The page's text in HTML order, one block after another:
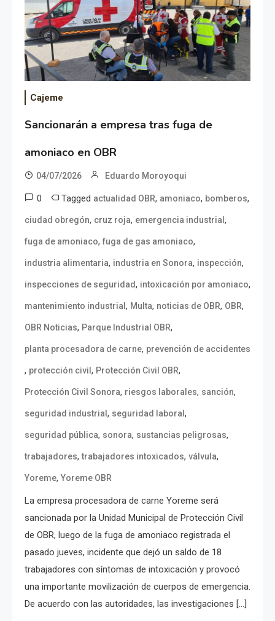
Cajeme
Sancionarán a empresa tras fuga de
amoniaco en OBR
04/07/2026 Eduardo Moroyoqui
0 Tagged actualidad OBR, amoniaco, bomberos,
ciudad obregón, cruz roja, emergencia industrial ,
fuga de amoniaco, fuga de gas amoniaco,
industria alimentaria, industria en Sonora, inspección,
inspecciones de seguridad, intoxicación por amoniaco,
mantenimiento industrial , Multa, noticias de OBR, OBR,
OBR Noticias, Parque Industrial OBR,
planta procesadora de carne, prevención de accidentes
, protección civil , Protección Civil OBR,
Protección Civil Sonora, riesgos laborales, sanción,
seguridad industrial , seguridad laboral ,
seguridad pública, sonora, sustancias peligrosas,
trabajadores,trabajadores intoxicados, válvula,
Yoreme, Yoreme OBR
La empresa procesadora de carne Yoreme será
sancionada por la Unidad Municipal de Protección Civil
de OBR, luego de la fuga de amoniaco registrada el
pasado jueves, incidente que dejó un saldo de 18
trabajadores con síntomas de intoxicación y provocó
una importante movilización de cuerpos de emergencia.
De acuerdo con las autoridades, las investigaciones […]